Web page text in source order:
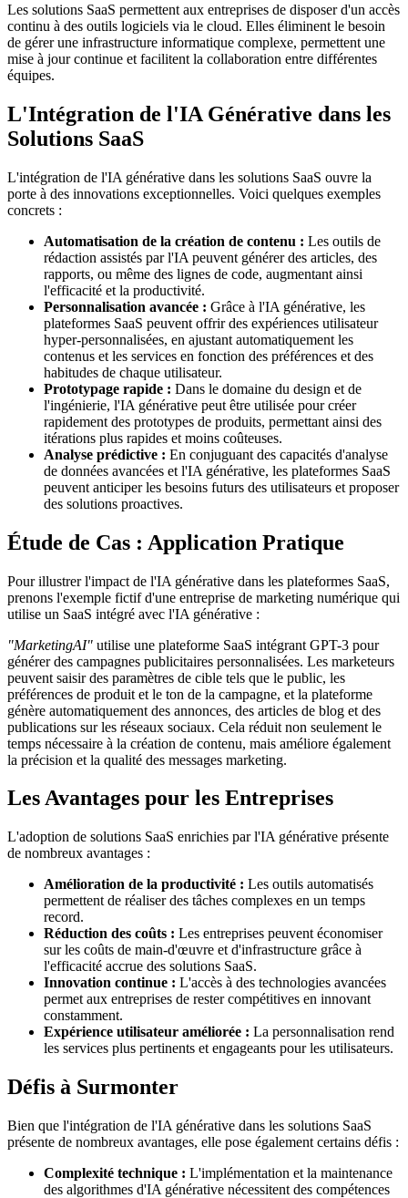
Les solutions SaaS permettent aux entreprises de disposer d'un accès
continu à des outils logiciels via le cloud. Elles éliminent le besoin
de gérer une infrastructure informatique complexe, permettent une
mise à jour continue et facilitent la collaboration entre différentes
équipes.
L'Intégration de l'IA Générative dans les
Solutions SaaS
L'intégration de l'IA générative dans les solutions SaaS ouvre la
porte à des innovations exceptionnelles. Voici quelques exemples
concrets :
Automatisation de la création de contenu : Les outils de
rédaction assistés par l'IA peuvent générer des articles, des
rapports, ou même des lignes de code, augmentant ainsi
l'efficacité et la productivité.
Personnalisation avancée : Grâce à l'IA générative, les
plateformes SaaS peuvent offrir des expériences utilisateur
hyper-personnalisées, en ajustant automatiquement les
contenus et les services en fonction des préférences et des
habitudes de chaque utilisateur.
Prototypage rapide : Dans le domaine du design et de
l'ingénierie, l'IA générative peut être utilisée pour créer
rapidement des prototypes de produits, permettant ainsi des
itérations plus rapides et moins coûteuses.
Analyse prédictive : En conjuguant des capacités d'analyse
de données avancées et l'IA générative, les plateformes SaaS
peuvent anticiper les besoins futurs des utilisateurs et proposer
des solutions proactives.
Étude de Cas : Application Pratique
Pour illustrer l'impact de l'IA générative dans les plateformes SaaS,
prenons l'exemple fictif d'une entreprise de marketing numérique qui
utilise un SaaS intégré avec l'IA générative :
"MarketingAI" utilise une plateforme SaaS intégrant GPT-3 pour
générer des campagnes publicitaires personnalisées. Les marketeurs
peuvent saisir des paramètres de cible tels que le public, les
préférences de produit et le ton de la campagne, et la plateforme
génère automatiquement des annonces, des articles de blog et des
publications sur les réseaux sociaux. Cela réduit non seulement le
temps nécessaire à la création de contenu, mais améliore également
la précision et la qualité des messages marketing.
Les Avantages pour les Entreprises
L'adoption de solutions SaaS enrichies par l'IA générative présente
de nombreux avantages :
Amélioration de la productivité : Les outils automatisés
permettent de réaliser des tâches complexes en un temps
record.
Réduction des coûts : Les entreprises peuvent économiser
sur les coûts de main-d'œuvre et d'infrastructure grâce à
l'efficacité accrue des solutions SaaS.
Innovation continue : L'accès à des technologies avancées
permet aux entreprises de rester compétitives en innovant
constamment.
Expérience utilisateur améliorée : La personnalisation rend
les services plus pertinents et engageants pour les utilisateurs.
Défis à Surmonter
Bien que l'intégration de l'IA générative dans les solutions SaaS
présente de nombreux avantages, elle pose également certains défis :
Complexité technique : L'implémentation et la maintenance
des algorithmes d'IA générative nécessitent des compétences